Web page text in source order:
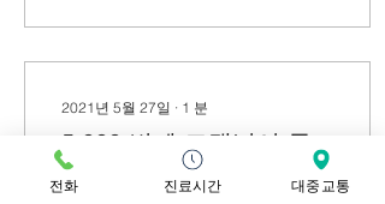
2021년 5월 27일 ∙ 1 분
5,000 번째 고객님이 등
록되었습니다.
전화 진료시간 대중교통